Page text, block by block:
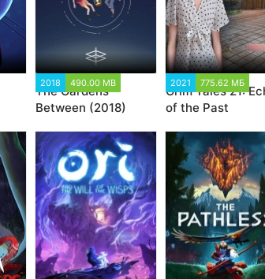
2018 490.00 MB
The Gardens
Between (2018)
2021 775.62 МБ
Grim Tales 21:
of the Past